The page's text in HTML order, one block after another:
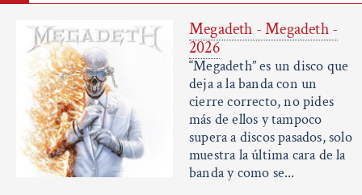
Megadeth - Megadeth -
2026
“Megadeth” es un disco que
deja a la banda con un
cierre correcto, no pides
más de ellos y tampoco
supera a discos pasados, solo
muestra la última cara de la
banda y como se...